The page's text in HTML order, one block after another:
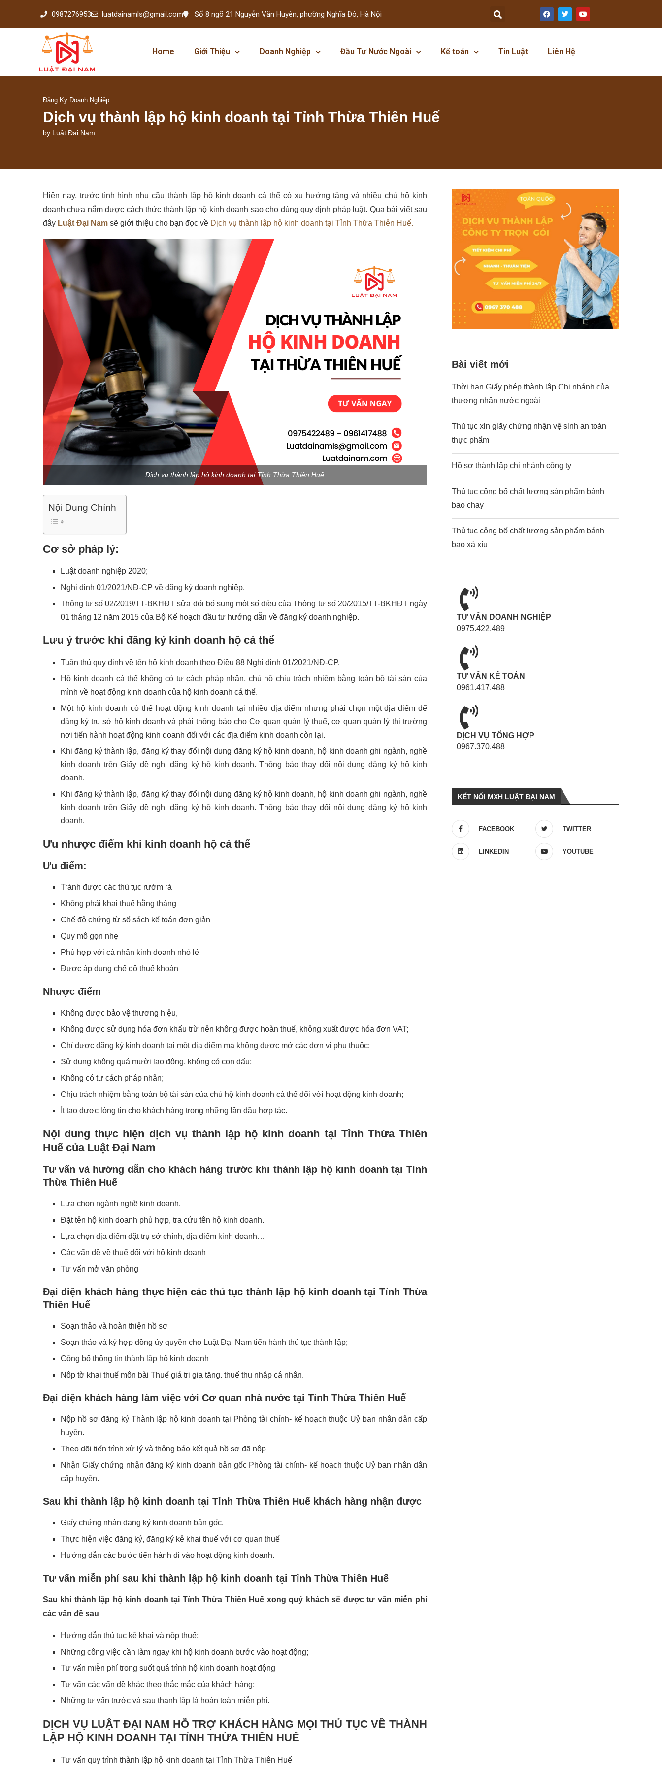
0987276953 luatdainamls@gmail.com Số 8 ngõ 21 Nguyễn Văn Huyên, phường Nghĩa Đô, Hà Nội
Home Giới Thiệu Doanh Nghiệp Đầu Tư Nước Ngoài Kế toán Tin Luật Liên Hệ
Đăng Ký Doanh Nghiệp
Dịch vụ thành lập hộ kinh doanh tại Tỉnh Thừa Thiên Huế
by Luật Đại Nam
Hiện nay, trước tình hình nhu cầu thành lập hộ kinh doanh cá thể có xu hướng tăng và nhiều chủ hộ kinh
doanh chưa nắm được cách thức thành lập hộ kinh doanh sao cho đúng quy định pháp luật. Qua bài viết sau
đây Luật Đại Nam sẽ giới thiệu cho bạn đọc về Dịch vụ thành lập hộ kinh doanh tại Tỉnh Thừa Thiên Huế.
Dịch vụ thành lập hộ kinh doanh tại Tỉnh Thừa Thiên Huế
Nội Dung Chính
Cơ sở pháp lý:
Luật doanh nghiệp 2020;
Nghị định 01/2021/NĐ-CP về đăng ký doanh nghiệp.
Thông tư số 02/2019/TT-BKHĐT sửa đổi bổ sung một số điều của Thông tư số 20/2015/TT-BKHĐT ngày
01 tháng 12 năm 2015 của Bộ Kế hoạch đầu tư hướng dẫn về đăng ký doanh nghiệp.
Lưu ý trước khi đăng ký kinh doanh hộ cá thể
Tuân thủ quy định về tên hộ kinh doanh theo Điều 88 Nghị định 01/2021/NĐ-CP.
Hộ kinh doanh cá thể không có tư cách pháp nhân, chủ hộ chịu trách nhiệm bằng toàn bộ tài sản của
mình về hoạt động kinh doanh của hộ kinh doanh cá thể.
Một hộ kinh doanh có thể hoạt động kinh doanh tại nhiều địa điểm nhưng phải chọn một địa điểm để
đăng ký trụ sở hộ kinh doanh và phải thông báo cho Cơ quan quản lý thuế, cơ quan quản lý thị trường
nơi tiến hành hoạt động kinh doanh đối với các địa điểm kinh doanh còn lại.
Khi đăng ký thành lập, đăng ký thay đổi nội dung đăng ký hộ kinh doanh, hộ kinh doanh ghi ngành, nghề
kinh doanh trên Giấy đề nghị đăng ký hộ kinh doanh. Thông báo thay đổi nội dung đăng ký hộ kinh
doanh.
Khi đăng ký thành lập, đăng ký thay đổi nội dung đăng ký hộ kinh doanh, hộ kinh doanh ghi ngành, nghề
kinh doanh trên Giấy đề nghị đăng ký hộ kinh doanh. Thông báo thay đổi nội dung đăng ký hộ kinh
doanh.
Ưu nhược điểm khi kinh doanh hộ cá thể
Ưu điểm:
Tránh được các thủ tục rườm rà
Không phải khai thuế hằng tháng
Chế độ chứng từ sổ sách kế toán đơn giản
Quy mô gọn nhẹ
Phù hợp với cá nhân kinh doanh nhỏ lẻ
Được áp dụng chế độ thuế khoán
Nhược điểm
Không được bảo vệ thương hiệu,
Không được sử dụng hóa đơn khấu trừ nên không được hoàn thuế, không xuất được hóa đơn VAT;
Chỉ được đăng ký kinh doanh tại một địa điểm mà không được mở các đơn vị phụ thuộc;
Sử dụng không quá mười lao động, không có con dấu;
Không có tư cách pháp nhân;
Chịu trách nhiệm bằng toàn bộ tài sản của chủ hộ kinh doanh cá thể đối với hoạt động kinh doanh;
Ít tạo được lòng tin cho khách hàng trong những lần đầu hợp tác.
Nội dung thực hiện dịch vụ thành lập hộ kinh doanh tại Tỉnh Thừa Thiên
Huế của Luật Đại Nam
Tư vấn và hướng dẫn cho khách hàng trước khi thành lập hộ kinh doanh tại Tỉnh
Thừa Thiên Huế
Lựa chọn ngành nghề kinh doanh.
Đặt tên hộ kinh doanh phù hợp, tra cứu tên hộ kinh doanh.
Lựa chọn địa điểm đặt trụ sở chính, địa điểm kinh doanh…
Các vấn đề về thuế đối với hộ kinh doanh
Tư vấn mở văn phòng
Đại diện khách hàng thực hiện các thủ tục thành lập hộ kinh doanh tại Tỉnh Thừa
Thiên Huế
Soạn thảo và hoàn thiện hồ sơ
Soạn thảo và ký hợp đồng ủy quyền cho Luật Đại Nam tiến hành thủ tục thành lập;
Công bố thông tin thành lập hộ kinh doanh
Nộp tờ khai thuế môn bài Thuế giá trị gia tăng, thuế thu nhập cá nhân.
Đại diện khách hàng làm việc với Cơ quan nhà nước tại Tỉnh Thừa Thiên Huế
Nộp hồ sơ đăng ký Thành lập hộ kinh doanh tại Phòng tài chính- kế hoạch thuộc Uỷ ban nhân dân cấp
huyện.
Theo dõi tiến trình xử lý và thông báo kết quả hồ sơ đã nộp
Nhận Giấy chứng nhận đăng ký kinh doanh bản gốc Phòng tài chính- kế hoạch thuộc Uỷ ban nhân dân
cấp huyện.
Sau khi thành lập hộ kinh doanh tại Tỉnh Thừa Thiên Huế khách hàng nhận được
Giấy chứng nhận đăng ký kinh doanh bản gốc.
Thực hiện việc đăng ký, đăng ký kê khai thuế với cơ quan thuế
Hướng dẫn các bước tiến hành đi vào hoạt động kinh doanh.
Tư vấn miễn phí sau khi thành lập hộ kinh doanh tại Tỉnh Thừa Thiên Huế
Sau khi thành lập hộ kinh doanh tại Tỉnh Thừa Thiên Huế xong quý khách sẽ được tư vấn miễn phí
các vấn đề sau
Hướng dẫn thủ tục kê khai và nộp thuế;
Những công việc cần làm ngay khi hộ kinh doanh bước vào hoạt động;
Tư vấn miễn phí trong suốt quá trình hộ kinh doanh hoạt động
Tư vấn các vấn đề khác theo thắc mắc của khách hàng;
Những tư vấn trước và sau thành lập là hoàn toàn miễn phí.
DỊCH VỤ LUẬT ĐẠI NAM HỖ TRỢ KHÁCH HÀNG MỌI THỦ TỤC VỀ THÀNH
LẬP HỘ KINH DOANH TẠI TỈNH THỪA THIÊN HUẾ
Tư vấn quy trình thành lập hộ kinh doanh tại Tỉnh Thừa Thiên Huế
Bài viết mới
Thời hạn Giấy phép thành lập Chi nhánh của
thương nhân nước ngoài
Thủ tục xin giấy chứng nhận vệ sinh an toàn
thực phẩm
Hồ sơ thành lập chi nhánh công ty
Thủ tục công bố chất lượng sản phẩm bánh
bao chay
Thủ tục công bố chất lượng sản phẩm bánh
bao xá xíu
TƯ VẤN DOANH NGHIỆP
0975.422.489
TƯ VẤN KẾ TOÁN
0961.417.488
DỊCH VỤ TỔNG HỢP
0967.370.488
KẾT NỐI MXH LUẬT ĐẠI NAM
FACEBOOK TWITTER
LINKEDIN YOUTUBE